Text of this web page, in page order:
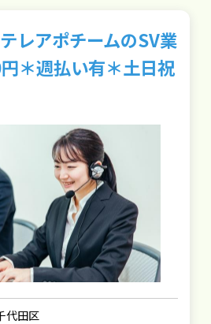
レアポチームのSV業
＊週払い有＊土日祝
代田区